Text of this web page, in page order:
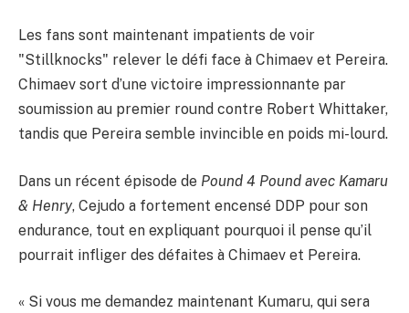
Les fans sont maintenant impatients de voir
"Stillknocks" relever le défi face à Chimaev et Pereira.
Chimaev sort d’une victoire impressionnante par
soumission au premier round contre Robert Whittaker,
tandis que Pereira semble invincible en poids mi-lourd.
Dans un récent épisode de Pound 4 Pound avec Kamaru
& Henry, Cejudo a fortement encensé DDP pour son
endurance, tout en expliquant pourquoi il pense qu’il
pourrait infliger des défaites à Chimaev et Pereira.
« Si vous me demandez maintenant Kumaru, qui sera